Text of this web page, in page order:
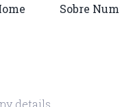
Sobre
details.